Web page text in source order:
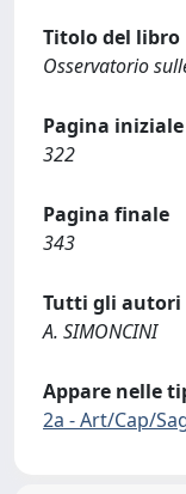
Titolo del libro
Osservatorio
Pagina iniziale
322
Pagina finale
343
Tutti gli autori
A. SIMONCINI
Appare nelle
2a - Art/Cap/